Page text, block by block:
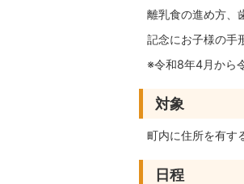
離乳食の進め方、
記念にお子様の手
※令和8年4月から
対象
町内に住所を有す
日程